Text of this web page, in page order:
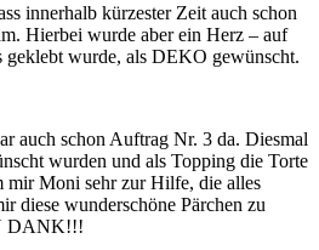
innerhalb kürzester Zeit auch schon
Hierbei wurde aber ein Herz – auf
geklebt wurde, als DEKO gewünscht.
auch schon Auftrag Nr. 3 da. Diesmal
wurden und als Topping die Torte
mir Moni sehr zur Hilfe, die alles
diese wunderschöne Pärchen zu
DANK!!!